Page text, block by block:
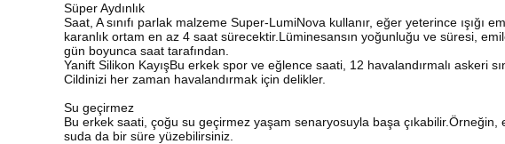
Süper Aydınlık
Saat, A sınıfı parlak malzeme Super-LumiNova kullanır, eğer yeterince ışığı
karanlık ortam en az 4 saat sürecektir.Lüminesansın yoğunluğu ve süresi,
gün boyunca saat tarafından.
Yanift Silikon KayışBu erkek spor ve eğlence saati, 12 havalandırmalı askeri
Cildinizi her zaman havalandırmak için delikler.
Su geçirmez
Bu erkek saati, çoğu su geçirmez yaşam senaryosuyla başa çıkabilir.Örneğin,
suda da bir süre yüzebilirsiniz.